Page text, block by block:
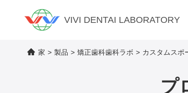
VIVI DENTAI LABORATORY
家 > 製品 > 矯正歯科歯科ラボ > カスタムスポ
プ